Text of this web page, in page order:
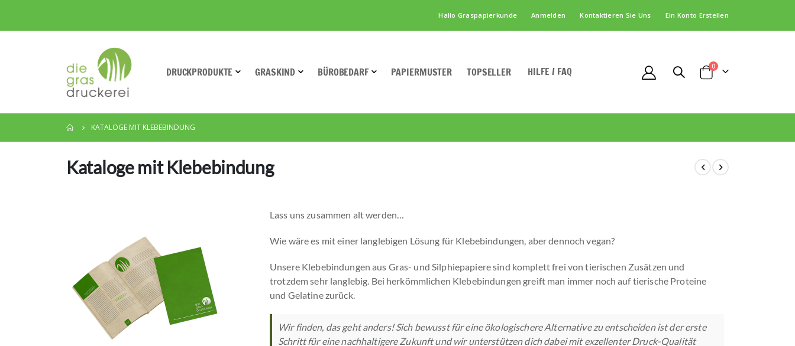
Hallo Graspapierkunde Anmelden Kontaktieren Sie Uns Ein Konto Erstellen
DRUCKPRODUKTE GRASKIND BÜROBEDARF PAPIERMUSTER TOPSELLER HILFE / FAQ Cart
0Artikel
KATALOGE MIT KLEBEBINDUNG
Kataloge mit Klebebindung
Lass uns zusammen alt werden…
Wie wäre es mit einer langlebigen Lösung für Klebebindungen, aber dennoch vegan?
Unsere Klebebindungen aus Gras- und Silphiepapiere sind komplett frei von tierischen Zusätzen und
trotzdem sehr langlebig. Bei herkömmlichen Klebebindungen greift man immer noch auf tierische Proteine
und Gelatine zurück.
Wir finden, das geht anders! Sich bewusst für eine ökologischere Alternative zu entscheiden ist der erste
Schritt für eine nachhaltigere Zukunft und wir unterstützen dich dabei mit exzellenter Druck-Qualität